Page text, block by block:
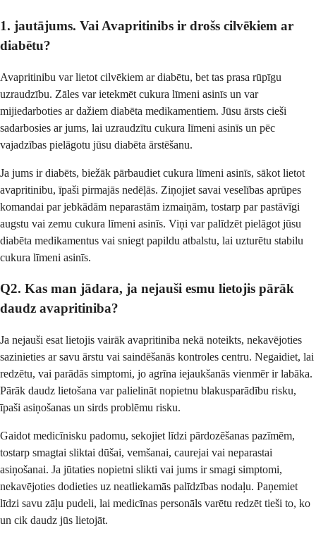
1. jautājums. Vai Avapritinibs ir drošs cilvēkiem ar
diabētu?
Avapritinibu var lietot cilvēkiem ar diabētu, bet tas prasa rūpīgu
uzraudzību. Zāles var ietekmēt cukura līmeni asinīs un var
mijiedarboties ar dažiem diabēta medikamentiem. Jūsu ārsts cieši
sadarbosies ar jums, lai uzraudzītu cukura līmeni asinīs un pēc
vajadzības pielāgotu jūsu diabēta ārstēšanu.
Ja jums ir diabēts, biežāk pārbaudiet cukura līmeni asinīs, sākot lietot
avapritinibu, īpaši pirmajās nedēļās. Ziņojiet savai veselības aprūpes
komandai par jebkādām neparastām izmaiņām, tostarp par pastāvīgi
augstu vai zemu cukura līmeni asinīs. Viņi var palīdzēt pielāgot jūsu
diabēta medikamentus vai sniegt papildu atbalstu, lai uzturētu stabilu
cukura līmeni asinīs.
Q2. Kas man jādara, ja nejauši esmu lietojis pārāk
daudz avapritiniba?
Ja nejauši esat lietojis vairāk avapritiniba nekā noteikts, nekavējoties
sazinieties ar savu ārstu vai saindēšanās kontroles centru. Negaidiet, lai
redzētu, vai parādās simptomi, jo agrīna iejaukšanās vienmēr ir labāka.
Pārāk daudz lietošana var palielināt nopietnu blakusparādību risku,
īpaši asiņošanas un sirds problēmu risku.
Gaidot medicīnisku padomu, sekojiet līdzi pārdozēšanas pazīmēm,
tostarp smagtai sliktai dūšai, vemšanai, caurejai vai neparastai
asiņošanai. Ja jūtaties nopietni slikti vai jums ir smagi simptomi,
nekavējoties dodieties uz neatliekamās palīdzības nodaļu. Paņemiet
līdzi savu zāļu pudeli, lai medicīnas personāls varētu redzēt tieši to, ko
un cik daudz jūs lietojāt.